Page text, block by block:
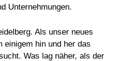
Unternehmungen.
Als unser neues
einigem hin und her das
Was lag näher, als der